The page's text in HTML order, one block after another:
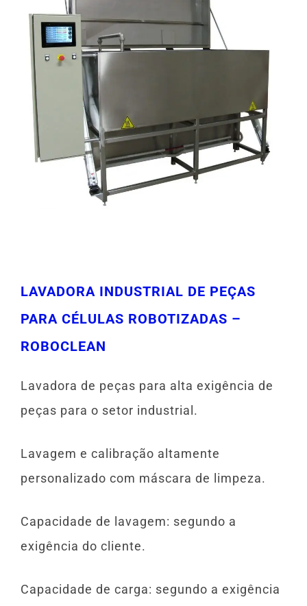
LAVADORA INDUSTRIAL DE PEÇAS
PARA CÉLULAS ROBOTIZADAS –
ROBOCLEAN
Lavadora de peças para alta exigência de
peças para o setor industrial.
Lavagem e calibração altamente
personalizado com máscara de limpeza.
Capacidade de lavagem: segundo a
exigência do cliente.
Capacidade de carga: segundo a exigência